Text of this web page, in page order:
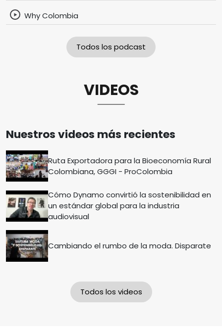
Why Colombia
Todos los podcast
VIDEOS
Nuestros videos más recientes
Ruta Exportadora para la Bioeconomía Rural
Colombiana, GGGI - ProColombia
Cómo Dynamo convirtió la sostenibilidad en
un estándar global para la industria
audiovisual
Cambiando el rumbo de la moda. Disparate
Todos los videos